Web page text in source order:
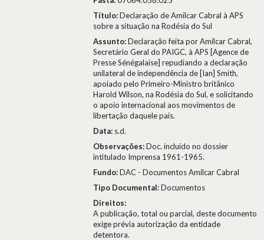
Título:Declaração de Amílcar Cabral à APS
sobre a situação na Rodésia do Sul
Assunto:Declaração feita por Amílcar Cabral,
Secretário Geral do PAIGC, à APS [Agence de
Presse Sénégalaise] repudiando a declaração
unilateral de independência de [Ian] Smith,
apoiado pelo Primeiro-Ministro britânico
Harold Wilson, na Rodésia do Sul, e solicitando
o apoio internacional aos movimentos de
libertação daquele país.
Data: s.d.
Observações:Doc. incluído no dossier
intitulado Imprensa 1961-1965.
Fundo:DAC - Documentos Amílcar Cabral
Tipo Documental:Documentos
Direitos:
A publicação, total ou parcial, deste documento
exige prévia autorização da entidade
detentora.